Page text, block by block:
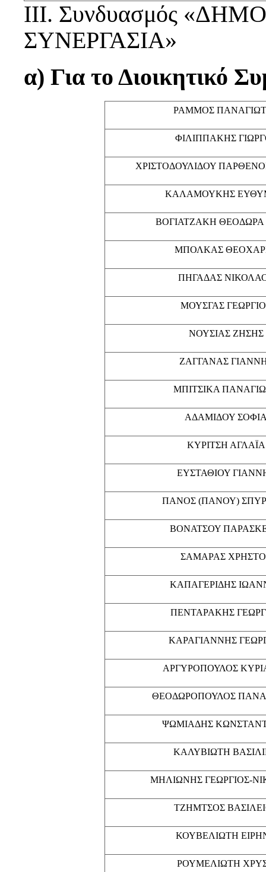
ΙΙΙ. Συνδυασμός
ΣΥΝΕΡΓΑΣΙΑ»
α) Για το Διοικητικό
ΡΑΜΜΟΣ
ΦΙΛΙΠΠΑΚΗΣ
ΧΡΙΣΤΟΔΟΥΛΙΔΟΥ
ΚΑΛΑΜΟΥΚΗΣ
ΒΟΓΙΑΤΖΑΚΗ ΘΕΟΔΩΡΑ
ΜΠΟΛΚΑΣ
ΠΗΓΑΔΑΣ
ΜΟΥΣΓΑΣ
ΝΟΥΣΙΑΣ ΖΗΣΗΣ
ΖΑΓΓΑΝΑΣ
ΜΠΙΤΣΙΚΑ
ΑΔΑΜΙΔΟΥ
ΚΥΡΙΤΣΗ ΑΓΛΑΪΑ
ΕΥΣΤΑΘΙΟΥ
ΠΑΝΟΣ (ΠΑΝΟΥ)
ΒΟΝΑΤΣΟΥ
ΣΑΜΑΡΑΣ
ΚΑΠΑΓΕΡΙΔΗΣ
ΠΕΝΤΑΡΑΚΗΣ
ΚΑΡΑΓΙΑΝΝΗΣ
ΑΡΓΥΡΟΠΟΥΛΟΣ
ΘΕΟΔΩΡΟΠΟΥΛΟΣ
ΨΩΜΙΑΔΗΣ
ΚΑΛΥΒΙΩΤΗ
ΜΗΛΙΩΝΗΣ ΓΕΩΡΓΙΟΣ-
ΤΖΗΜΤΣΟΣ
ΚΟΥΒΕΛΙΩΤΗ
ΡΟΥΜΕΛΙΩΤΗ